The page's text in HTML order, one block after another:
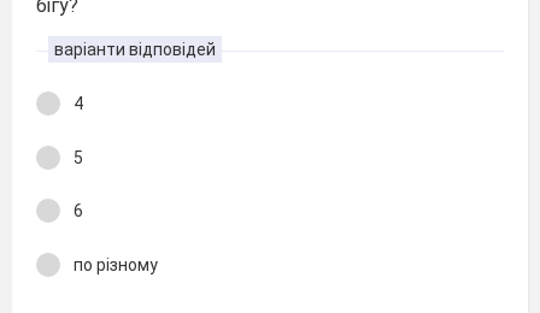
бігу?
варіанти відповідей
4
5
6
по різному